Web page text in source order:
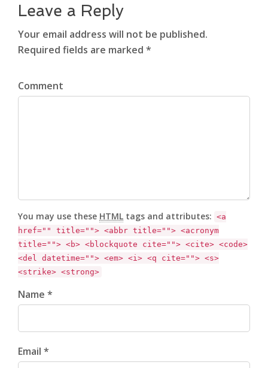
Leave a Reply
Your email address will not be published.
Required fields are marked *
Comment
You may use these HTML tags and attributes: <a
href="" title=""> <abbr title=""> <acronym
title=""> <b> <blockquote cite=""> <cite> <code>
<del datetime=""> <em> <i> <q cite=""> <s>
<strike> <strong>
Name *
Email *